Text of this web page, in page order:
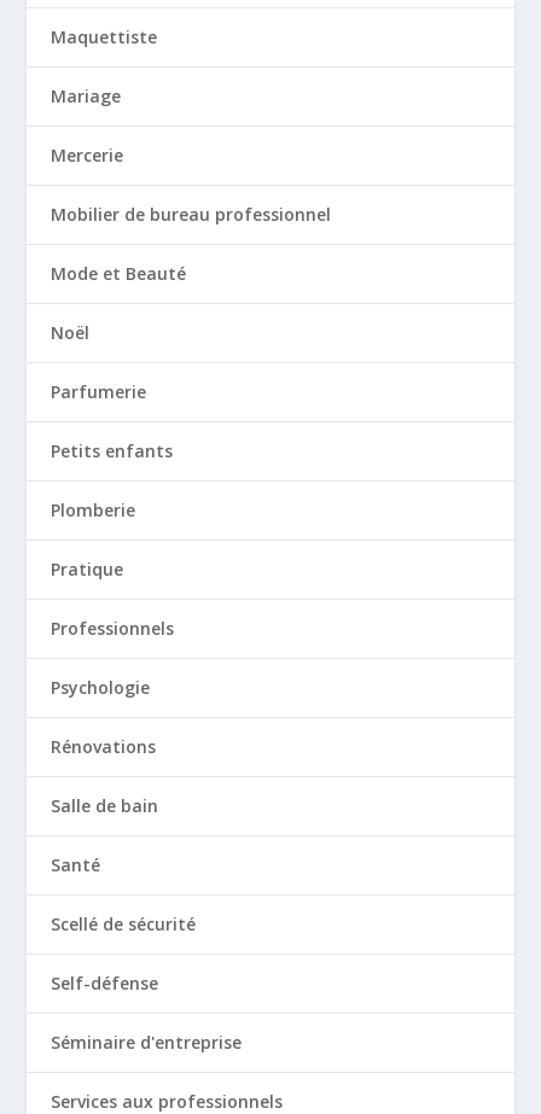
Maquettiste
Mariage
Mercerie
Mobilier de bureau professionnel
Mode et Beauté
Noël
Parfumerie
Petits enfants
Plomberie
Pratique
Professionnels
Psychologie
Rénovations
Salle de bain
Santé
Scellé de sécurité
Self-défense
Séminaire d'entreprise
Services aux professionnels